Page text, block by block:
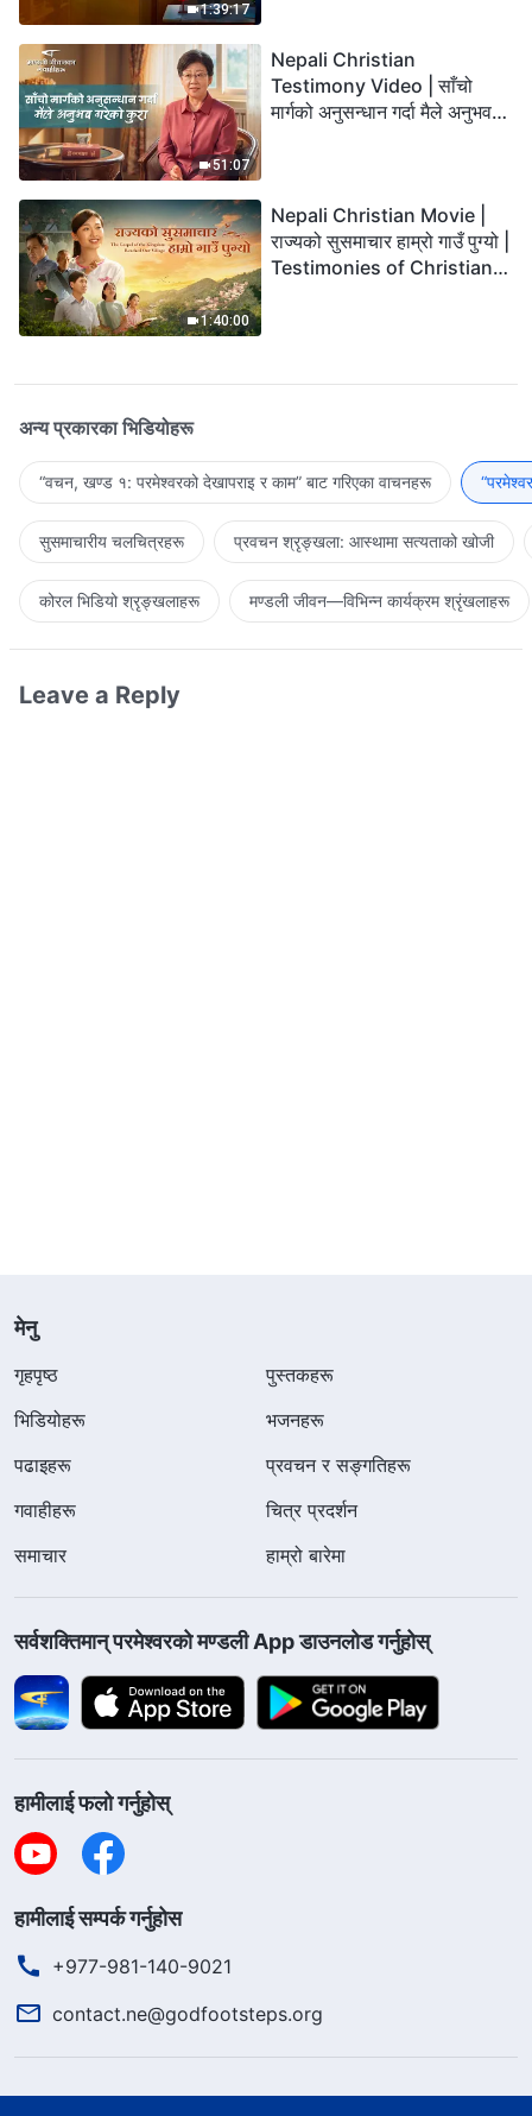
1:39:17
51:07
Nepali Christian
Testimony Video | साँचो
मार्गको अनुसन्धान गर्दा मैले अनुभव
1:40:00
Nepali Christian Movie |
राज्यको सुसमाचार हाम्रो गाउँ पुग्यो |
Testimonies of Christians
अन्य प्रकारका भिडियोहरू
“वचन, खण्ड १: परमेश्‍वरको देखापराइ र काम” बाट गरिएका वाचनहरू
सुसमाचारीय चलचित्रहरू प्रवचन श्रृङ्खला: आस्थामा सत्यताको खोजी
कोरल भिडियो श्रृङ्खलाहरू मण्डली जीवन—विभिन्‍न कार्यक्रम श्रृंखलाहरू
Leave a Reply
मेनु
गृहपृष्ठ
पुस्तकहरू
भिडियोहरू
भजनहरू
पढाइहरू
प्रवचन र सङ्गतिहरू
गवाहीहरू
चित्र प्रदर्शन
समाचार
हाम्रो बारेमा
सर्वशक्तिमान्‌ परमेश्‍वरको मण्डली App डाउनलोड गर्नुहोस्
हामीलाई फलो गर्नुहोस्
हामीलाई सम्पर्क गर्नुहोस
+977-981-140-9021
contact.ne@godfootsteps.org